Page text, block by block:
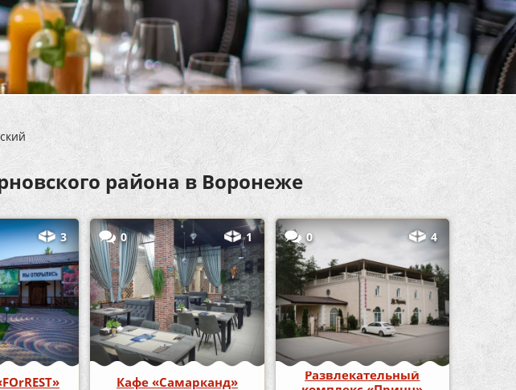
района в Воронеже
3 0 1
Кафе «Самарканд»
0 4
Развлекательный